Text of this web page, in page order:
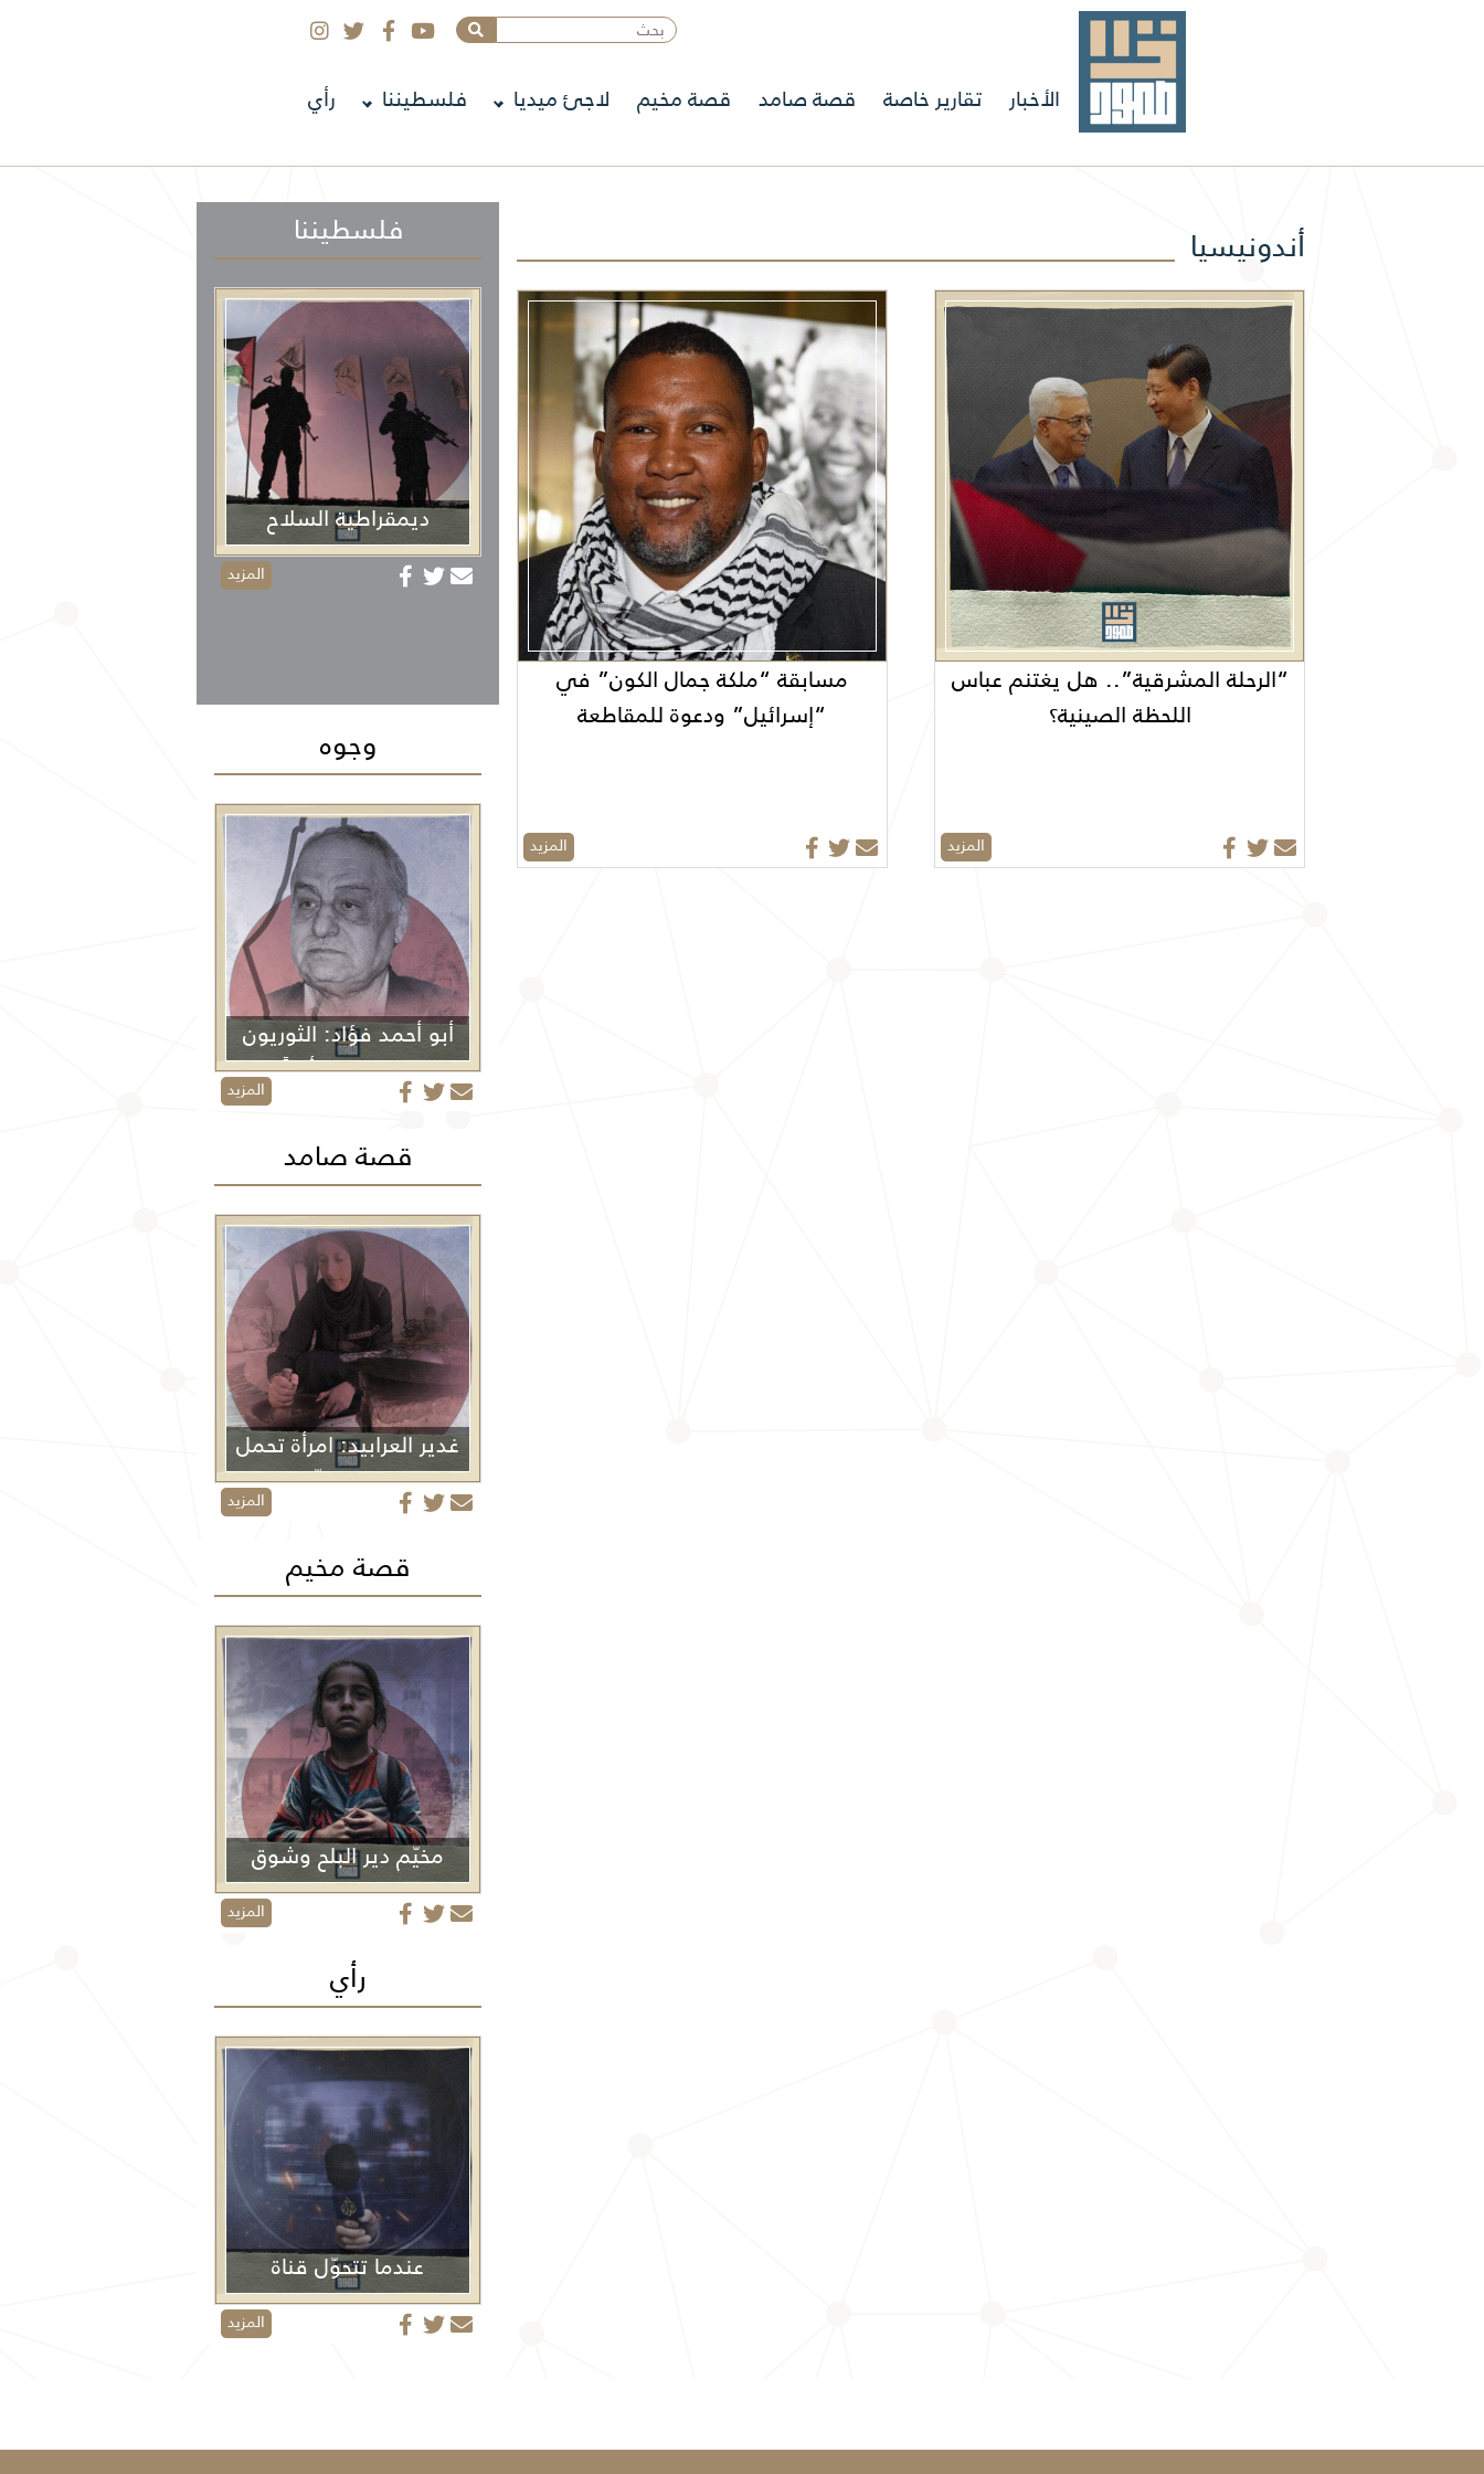
الأخبار تقارير خاصة قصة صامد قصة مخيم لاجئ ميديا فلسطيننا رأي
أندونيسيا
“الرحلة المشرقية”.. هل يغتنم عباس
اللحظة الصينية؟
المزيد
مسابقة “ملكة جمال الكون” في
“إسرائيل” ودعوة للمقاطعة
المزيد
فلسطيننا
ديمقراطية السلاح
المزيد
وجوه
أبو أحمد فؤاد: الثوريون
لا يموتون أبداً
المزيد
قصة صامد
غدير العرابيد: امرأة تحمل
غزة في كفّيها
المزيد
قصة مخيم
مخيّم دير البلح وشوق
الأولاد
المزيد
رأي
عندما تتحوّل قناة
الجزيرة من منبر إعلامي إلى منصة دعائية
المزيد